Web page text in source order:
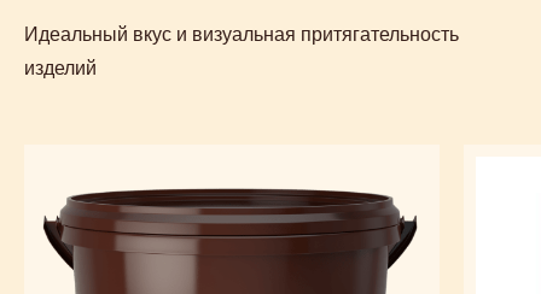
Идеальный вкус и визуальная притягательность
изделий